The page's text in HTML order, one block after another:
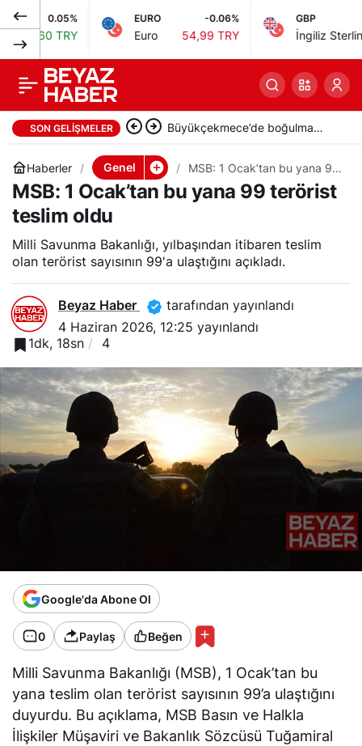
EURO -0.06%
Euro 54,99 TRY
GBP
İngiliz Sterlini 64,24
SON GELIŞMELER Büyükçekmece’de boğulma
başlatıldı
Haberler Genel
MSB: 1 Ocak’tan bu yana 99
terörist teslim oldu
MSB: 1 Ocak’tan bu yana 99 terörist
teslim oldu
Milli Savunma Bakanlığı, yılbaşından itibaren teslim
olan terörist sayısının 99'a ulaştığını açıkladı.
Beyaz Haber
tarafından yayınlandı
4 Haziran 2026, 12:25 yayınlandı
1dk, 18sn
4
Google'da Abone Ol
0 Paylaş Beğen
Milli Savunma Bakanlığı (MSB), 1 Ocak’tan bu
yana teslim olan terörist sayısının 99’a ulaştığını
duyurdu. Bu açıklama, MSB Basın ve Halkla
İlişkiler Müşaviri ve Bakanlık Sözcüsü Tuğamiral
Ömer Alptekin,
serinlemek için girdiği
çayda kayboldu, 5
gündür aranıyor
0 Paylaş